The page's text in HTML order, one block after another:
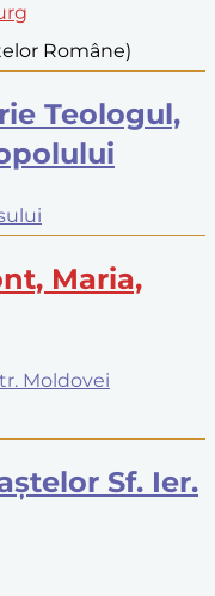
Române)
Teologul,
Maria,
Moldovei
Sf. Ier.